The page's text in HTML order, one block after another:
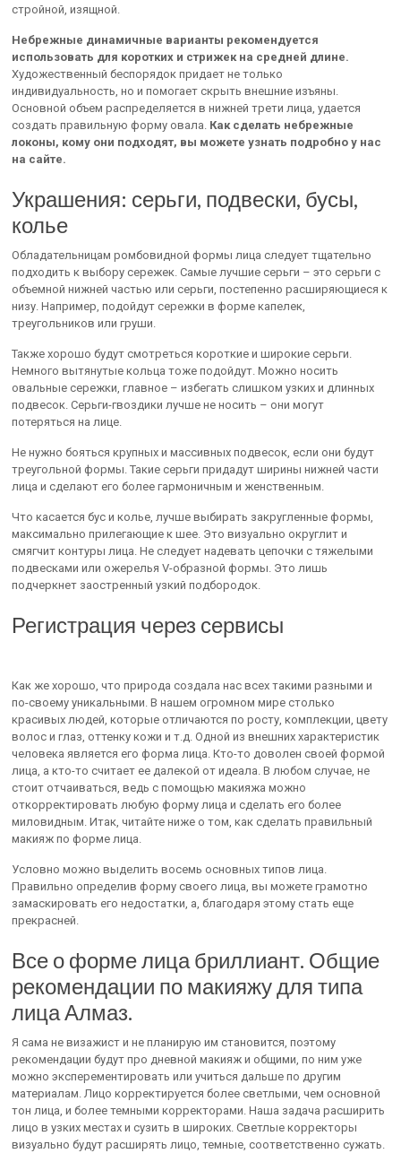
стройной, изящной.
Небрежные динамичные варианты рекомендуется
использовать для коротких и стрижек на средней длине.
Художественный беспорядок придает не только
индивидуальность, но и помогает скрыть внешние изъяны.
Основной объем распределяется в нижней трети лица, удается
создать правильную форму овала. Как сделать небрежные
локоны, кому они подходят, вы можете узнать подробно у нас
на сайте.
Украшения: серьги, подвески, бусы,
колье
Обладательницам ромбовидной формы лица следует тщательно
подходить к выбору сережек. Самые лучшие серьги – это серьги с
объемной нижней частью или серьги, постепенно расширяющиеся к
низу. Например, подойдут сережки в форме капелек,
треугольников или груши.
Также хорошо будут смотреться короткие и широкие серьги.
Немного вытянутые кольца тоже подойдут. Можно носить
овальные сережки, главное – избегать слишком узких и длинных
подвесок. Серьги-гвоздики лучше не носить – они могут
потеряться на лице.
Не нужно бояться крупных и массивных подвесок, если они будут
треугольной формы. Такие серьги придадут ширины нижней части
лица и сделают его более гармоничным и женственным.
Что касается бус и колье, лучше выбирать закругленные формы,
максимально прилегающие к шее. Это визуально округлит и
смягчит контуры лица. Не следует надевать цепочки с тяжелыми
подвесками или ожерелья V-образной формы. Это лишь
подчеркнет заостренный узкий подбородок.
Регистрация через сервисы
Как же хорошо, что природа создала нас всех такими разными и
по-своему уникальными. В нашем огромном мире столько
красивых людей, которые отличаются по росту, комплекции, цвету
волос и глаз, оттенку кожи и т.д. Одной из внешних характеристик
человека является его форма лица. Кто-то доволен своей формой
лица, а кто-то считает ее далекой от идеала. В любом случае, не
стоит отчаиваться, ведь с помощью макияжа можно
откорректировать любую форму лица и сделать его более
миловидным. Итак, читайте ниже о том, как сделать правильный
макияж по форме лица.
Условно можно выделить восемь основных типов лица.
Правильно определив форму своего лица, вы можете грамотно
замаскировать его недостатки, а, благодаря этому стать еще
прекрасней.
Все о форме лица бриллиант. Общие
рекомендации по макияжу для типа
лица Алмаз.
Я сама не визажист и не планирую им становится, поэтому
рекомендации будут про дневной макияж и общими, по ним уже
можно эксперементировать или учиться дальше по другим
материалам. Лицо корректируется более светлыми, чем основной
тон лица, и более темными корректорами. Наша задача расширить
лицо в узких местах и сузить в широких. Светлые корректоры
визуально будут расширять лицо, темные, соответственно сужать.